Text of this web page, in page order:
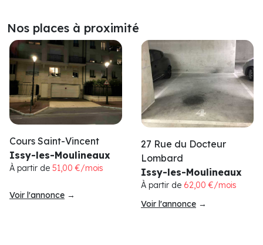
Nos places à proximité
Cours Saint-Vincent
Issy-les-Moulineaux
À partir de 51,00 €/mois
Voir l'annonce →
27 Rue du Docteur
Lombard
Issy-les-Moulineaux
À partir de 62,00 €/mois
Voir l'annonce →